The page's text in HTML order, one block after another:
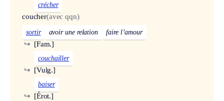
crécher
coucher(avec qqn)
sortir avoir une relation faire l’amour
[Fam.]
↪
couchailler
[Vulg.]
↪
baiser
[Érot.]
↪